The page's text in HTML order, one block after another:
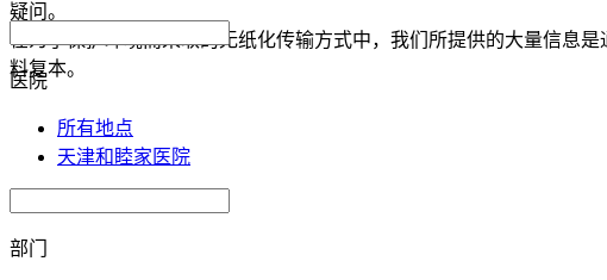
疑问。
在为了保护环境而采取的无纸化传输方式中，我们所提供的大量信息
料复本。
医院
所有地点
天津和睦家医院
部门